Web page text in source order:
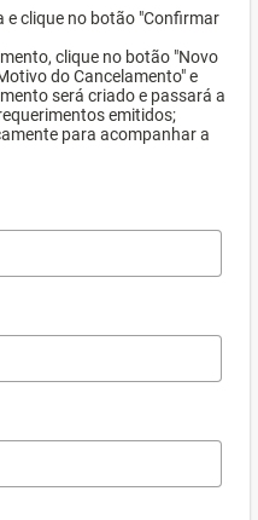
e clique no botão "Confirmar
clique no botão "Novo
do Cancelamento" e
será criado e passará a
emitidos;
para acompanhar a